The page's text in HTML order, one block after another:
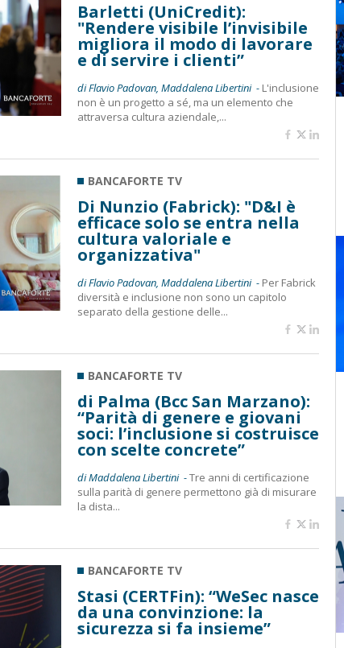
Barletti (UniCredit):
"Rendere visibile l’invisibile
migliora il modo di lavorare
e di servire i clienti”
di Flavio Padovan, Maddalena Libertini - L'inclusione
non è un progetto a sé, ma un elemento che
attraversa cultura aziendale,...
BANCAFORTE TV
Di Nunzio (Fabrick): "D&I è
efficace solo se entra nella
cultura valoriale e
organizzativa"
di Flavio Padovan, Maddalena Libertini - Per Fabrick
diversità e inclusione non sono un capitolo
separato della gestione delle...
BANCAFORTE TV
di Palma (Bcc San Marzano):
“Parità di genere e giovani
soci: l’inclusione si costruisce
con scelte concrete”
di Maddalena Libertini -Tre anni di certificazione
sulla parità di genere permettono già di misurare
la dista...
BANCAFORTE TV
Stasi (CERTFin): “WeSec nasce
da una convinzione: la
sicurezza si fa insieme”